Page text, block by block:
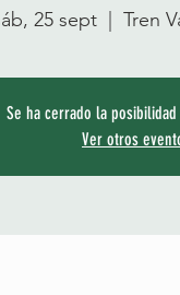
25 sept Tren
Se ha cerrado la
Ver otros